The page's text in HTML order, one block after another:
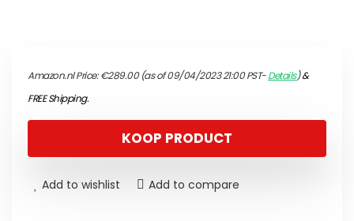
Amazon.nl Price:€289.00(as of 09/04/2023 21:00 PST-Details)&
FREE Shipping.
KOOP PRODUCT
Add to wishlist Add to compare